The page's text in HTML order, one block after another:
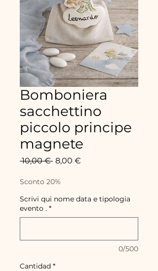
Bomboniera
sacchettino
piccolo principe
magnete
10,00 € Precio
8,00 €
Sconto 20%
Scrivi qui nome data e tipologia
evento . *
0/500
Cantidad *